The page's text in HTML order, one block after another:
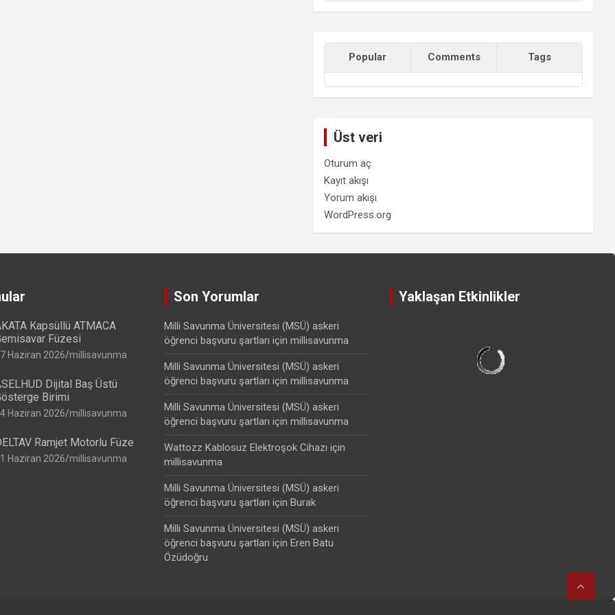
Popular Comments Tags
Üst veri
Oturum aç
Kayıt akışı
Yorum akışı
WordPress.org
Kapsüllü ATMACA
Füzesi
Haziran 2026 millisavunma
Dijital Baş Üstü
Birimi
Haziran 2026 millisavunma
Ramjet Motorlu Füze
Haziran 2026 millisavunma
Son Yorumlar
Milli Savunma Üniversitesi (MSÜ) askeri
öğrenci başvuru şartları için millisavunma
Milli Savunma Üniversitesi (MSÜ) askeri
öğrenci başvuru şartları için millisavunma
Milli Savunma Üniversitesi (MSÜ) askeri
öğrenci başvuru şartları için millisavunma
Wattozz Kablosuz Elektroşok Cihazı için
millisavunma
Milli Savunma Üniversitesi (MSÜ) askeri
öğrenci başvuru şartları için Burak
Milli Savunma Üniversitesi (MSÜ) askeri
öğrenci başvuru şartları için Eren Batu
Özüdoğru
Yaklaşan Etkinlikler